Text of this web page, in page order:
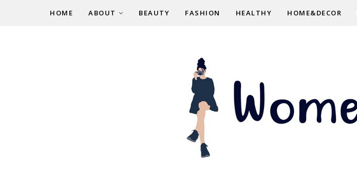
HOME ABOUT BEAUTY FASHION HEALTHY HOME&DECOR